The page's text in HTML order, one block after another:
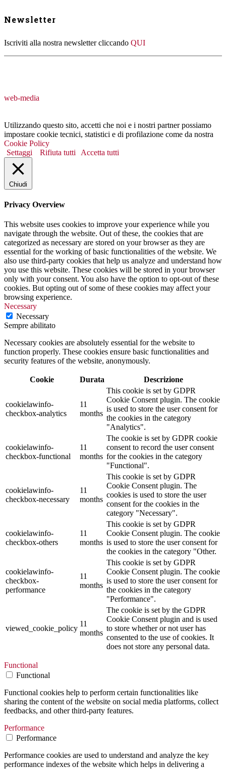
Newsletter
Iscriviti alla nostra newsletter cliccando QUI
web-media
Utilizzando questo sito, accetti che noi e i nostri partner possiamo
impostare cookie tecnici, statistici e di profilazione come da nostra
Cookie Policy
Settaggi
Rifiuta tutti Accetta tutti
Chiudi
Privacy Overview
This website uses cookies to improve your experience while you
navigate through the website. Out of these, the cookies that are
categorized as necessary are stored on your browser as they are
essential for the working of basic functionalities of the website. We
also use third-party cookies that help us analyze and understand how
you use this website. These cookies will be stored in your browser
only with your consent. You also have the option to opt-out of these
cookies. But opting out of some of these cookies may affect your
browsing experience.
Necessary
Necessary
Sempre abilitato
Necessary cookies are absolutely essential for the website to
function properly. These cookies ensure basic functionalities and
security features of the website, anonymously.
Cookie Durata Descrizione
cookielawinfo-
checkbox-analytics
11
months
This cookie is set by GDPR
Cookie Consent plugin. The cookie
is used to store the user consent for
the cookies in the category
"Analytics".
cookielawinfo-
checkbox-functional
11
months
The cookie is set by GDPR cookie
consent to record the user consent
for the cookies in the category
"Functional".
cookielawinfo-
checkbox-necessary
11
months
This cookie is set by GDPR
Cookie Consent plugin. The
cookies is used to store the user
consent for the cookies in the
category "Necessary".
cookielawinfo-
checkbox-others
11
months
This cookie is set by GDPR
Cookie Consent plugin. The cookie
is used to store the user consent for
the cookies in the category "Other.
cookielawinfo-
checkbox-
performance
11
months
This cookie is set by GDPR
Cookie Consent plugin. The cookie
is used to store the user consent for
the cookies in the category
"Performance".
viewed_cookie_policy
11
months
The cookie is set by the GDPR
Cookie Consent plugin and is used
to store whether or not user has
consented to the use of cookies. It
does not store any personal data.
Functional
Functional
Functional cookies help to perform certain functionalities like
sharing the content of the website on social media platforms, collect
feedbacks, and other third-party features.
Performance
Performance
Performance cookies are used to understand and analyze the key
performance indexes of the website which helps in delivering a